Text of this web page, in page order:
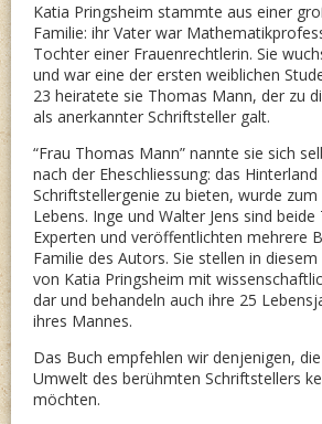
Katia Pringsheim stammte aus einer
Familie: ihr Vater war
Tochter einer Frauenrechtlerin. Sie
und war eine der ersten weiblichen
23 heiratete sie Thomas Mann, der zu
als anerkannter Schriftsteller galt.
“Frau Thomas Mann” nannte sie sich
nach der Eheschliessung: das
Schriftstellergenie zu bieten, wurde
Lebens. Inge und Walter Jens sind
Experten und veröffentlichten mehrere
Familie des Autors. Sie stellen in
von Katia Pringsheim mit
dar und behandeln auch ihre 25
ihres Mannes.
Das Buch empfehlen wir denjenigen,
Umwelt des berühmten Schriftstellers
möchten.